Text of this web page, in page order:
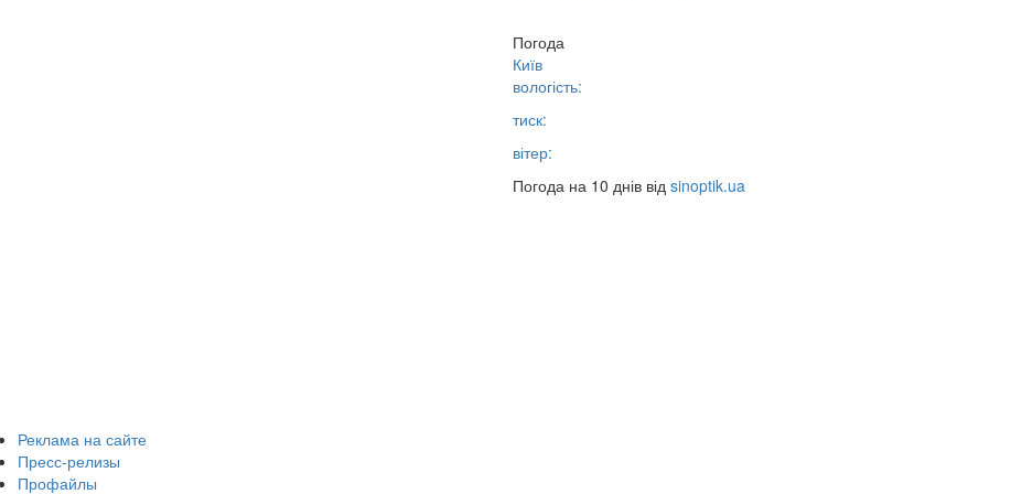
Погода
Київ
вологість:
тиск:
вітер:
Погода на 10 днів від sinoptik.ua
Реклама на сайте
Пресс-релизы
Профайлы